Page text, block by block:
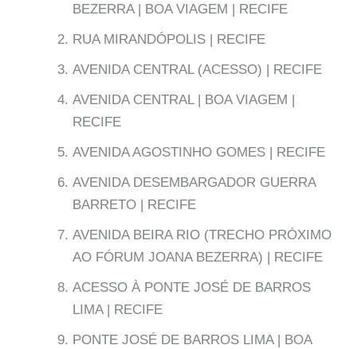
BEZERRA | BOA VIAGEM | RECIFE
RUA MIRANDÓPOLIS | RECIFE
AVENIDA CENTRAL (ACESSO) | RECIFE
AVENIDA CENTRAL | BOA VIAGEM |
RECIFE
AVENIDA AGOSTINHO GOMES | RECIFE
AVENIDA DESEMBARGADOR GUERRA
BARRETO | RECIFE
AVENIDA BEIRA RIO (TRECHO PRÓXIMO
AO FÓRUM JOANA BEZERRA) | RECIFE
ACESSO À PONTE JOSÉ DE BARROS
LIMA | RECIFE
PONTE JOSÉ DE BARROS LIMA | BOA